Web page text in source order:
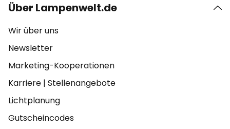
Über Lampenwelt.de
Wir über uns
Newsletter
Marketing-Kooperationen
Karriere | Stellenangebote
Lichtplanung
Gutscheincodes